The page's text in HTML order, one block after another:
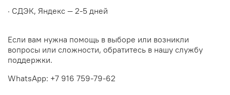
· СДЭК, Яндекс — 2-5 дней
Если вам нужна помощь в выборе или возникли
вопросы или сложности, обратитесь в нашу службу
поддержки.
WhatsApp: +7 916 759-79-62